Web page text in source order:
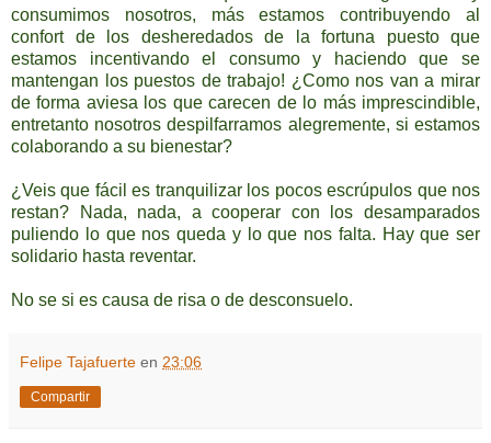
consumimos nosotros, más estamos contribuyendo al
confort de los desheredados de la fortuna puesto que
estamos incentivando el consumo y haciendo que se
mantengan los puestos de trabajo! ¿Como nos van a mirar
de forma aviesa los que carecen de lo más imprescindible,
entretanto nosotros despilfarramos alegremente, si estamos
colaborando a su bienestar?
¿Veis que fácil es tranquilizar los pocos escrúpulos que nos
restan? Nada, nada, a cooperar con los desamparados
puliendo lo que nos queda y lo que nos falta. Hay que ser
solidario hasta reventar.
No se si es causa de risa o de desconsuelo.
Felipe Tajafuerte en 23:06
Compartir